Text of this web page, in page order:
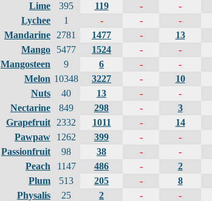
Lime
395 119 - -
Lychee
1 - - -
Mandarine
2781 1477 - 13
Mango
5477 1524 - -
Mangosteen
9 6 - -
Melon 10348 3227 - 10
Nuts
40 13 - -
Nectarine
849 298 - 3
Grapefruit
2332 1011 - 14
Pawpaw
1262 399 - -
Passionfruit
98 38 - -
Peach
1147 486 - 2
Plum
513 205 - 8
Physalis
25 2 - -